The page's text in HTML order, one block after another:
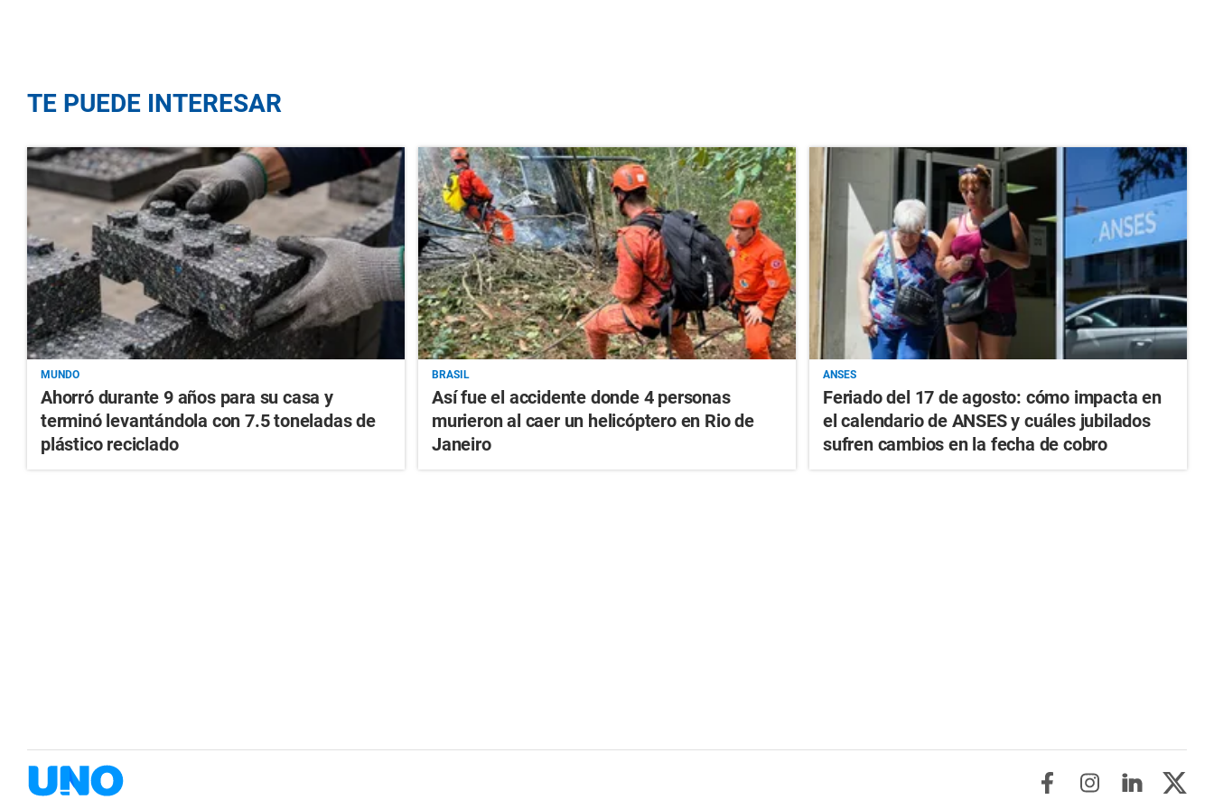
TE PUEDE INTERESAR
MUNDO
Ahorró durante 9 años para su casa y
terminó levantándola con 7.5 toneladas de
plástico reciclado
BRASIL
Así fue el accidente donde 4 personas
murieron al caer un helicóptero en Rio de
Janeiro
ANSES
Feriado del 17 de agosto: cómo impacta en
el calendario de ANSES y cuáles jubilados
sufren cambios en la fecha de cobro